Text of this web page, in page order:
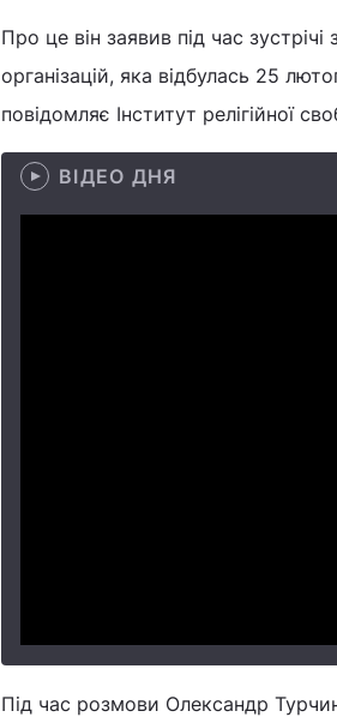
Про це він заявив під час
організацій, яка відбулась 25
повідомляє Інститут релігійної
ВІДЕО ДНЯ
Під час розмови Олександр